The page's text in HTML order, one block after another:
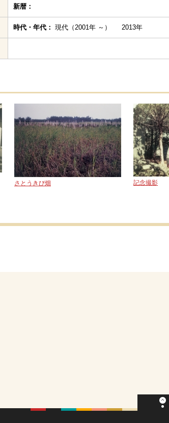
新暦：
時代・年代： 現代（2001年 ～） 2013年
さとうきび畑 記念撮影